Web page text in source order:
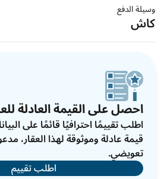
وسيلة الدفع
كاش
احصل على القيمة العادلة
اطلب تقييمًا احترافيًا قائمًا على
قيمة عادلة وموثوقة لهذا العقار،
تعويضي.
اطلب تقييم